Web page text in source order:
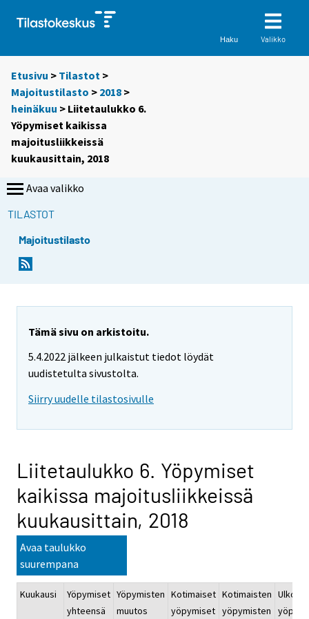
Haku Valikko
Etusivu > Tilastot >
Majoitustilasto > 2018 >
heinäkuu > Liitetaulukko 6.
Yöpymiset kaikissa
majoitusliikkeissä
kuukausittain, 2018
Avaa valikko
TILASTOT
Majoitustilasto
Tämä sivu on arkistoitu.
5.4.2022 jälkeen julkaistut tiedot löydät
uudistetulta sivustolta.
Siirry uudelle tilastosivulle
Liitetaulukko 6. Yöpymiset
kaikissa majoitusliikkeissä
kuukausittain, 2018
Avaa taulukko
suurempana
Kuukausi
Yöpymiset
yhteensä
Yöpymisten
muutos
Kotimaiset
yöpymiset
Kotimaisten
yöpymisten